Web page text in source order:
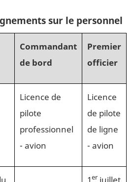
sur le personnel
Commandant
de bord
Premier
officier
Licence de
pilote
professionnel
- avion
Licence
de pilote
de ligne
- avion
1er juillet